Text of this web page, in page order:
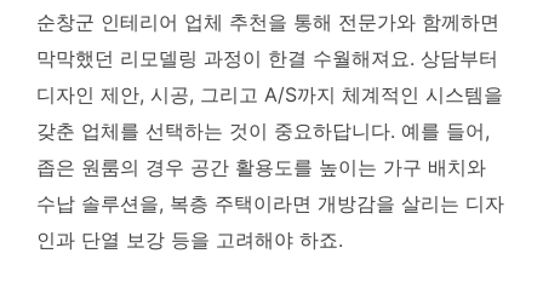
순창군 인테리어 업체 추천을 통해 전문가와 함께하면
막막했던 리모델링 과정이 한결 수월해져요. 상담부터
디자인 제안, 시공, 그리고 A/S까지 체계적인 시스템을
갖춘 업체를 선택하는 것이 중요하답니다. 예를 들어,
좁은 원룸의 경우 공간 활용도를 높이는 가구 배치와
수납 솔루션을, 복층 주택이라면 개방감을 살리는 디자
인과 단열 보강 등을 고려해야 하죠.